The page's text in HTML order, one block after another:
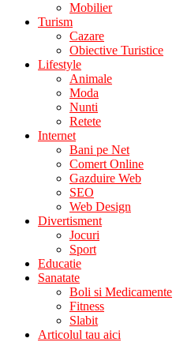
Mobilier
Turism
Cazare
Obiective Turistice
Lifestyle
Animale
Moda
Nunti
Retete
Internet
Bani pe Net
Comert Online
Gazduire Web
SEO
Web Design
Divertisment
Jocuri
Sport
Educatie
Sanatate
Boli si Medicamente
Fitness
Slabit
Articolul tau aici